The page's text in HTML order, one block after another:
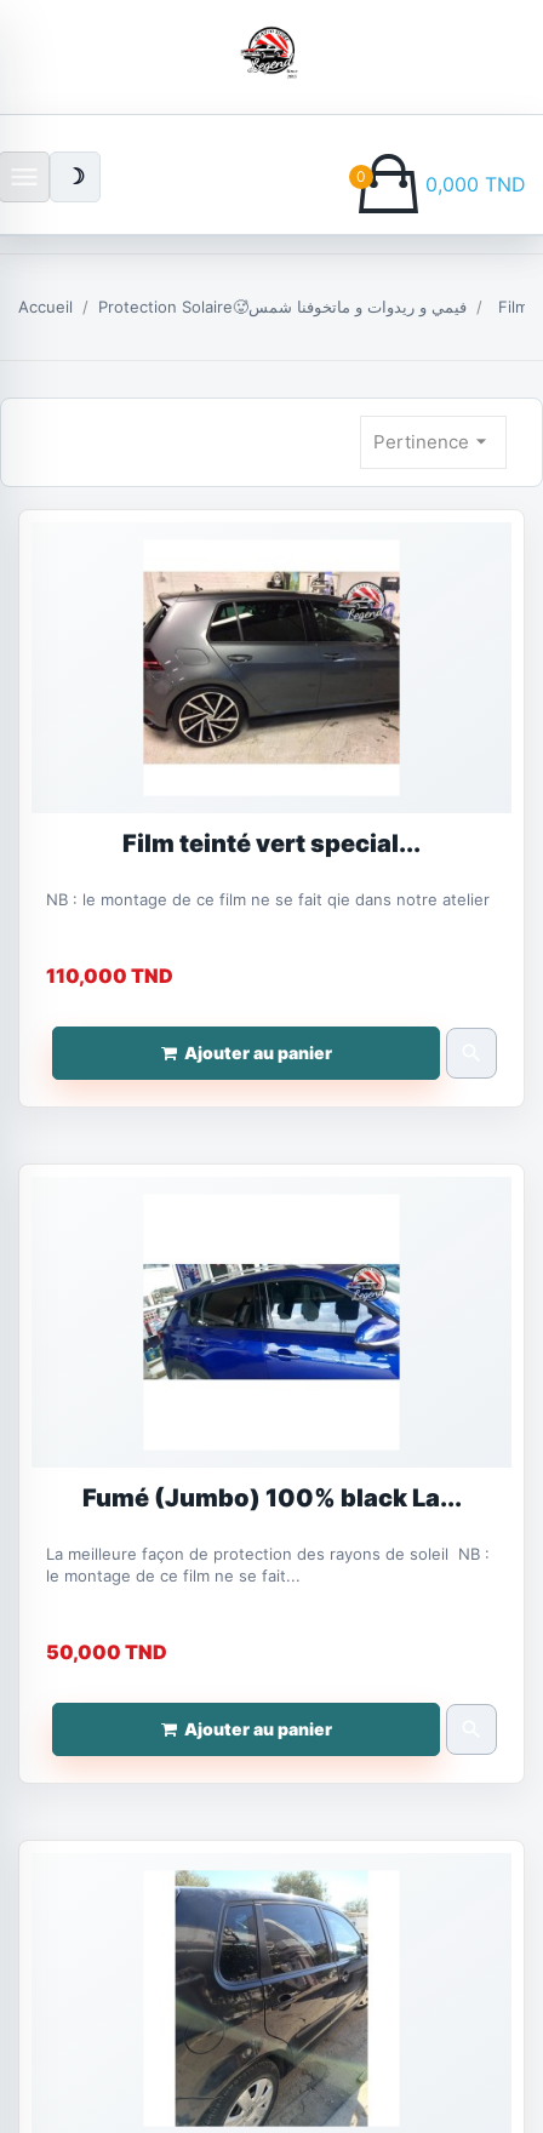
☽ 0,000 TND
0
Accueil Protection Solaire🥵فيمي و ريدوات و ماتخوفنا شمس Film
Pertinence arrow_drop_down
Film teinté vert special...
NB : le montage de ce film ne se fait qie dans notre atelier
110,000 TND
Ajouter au panier
Fumé (Jumbo) 100% black La...
La meilleure façon de protection des rayons de soleil NB :
le montage de ce film ne se fait...
50,000 TND
Ajouter au panier